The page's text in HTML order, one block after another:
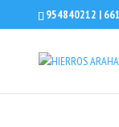
954840212 |